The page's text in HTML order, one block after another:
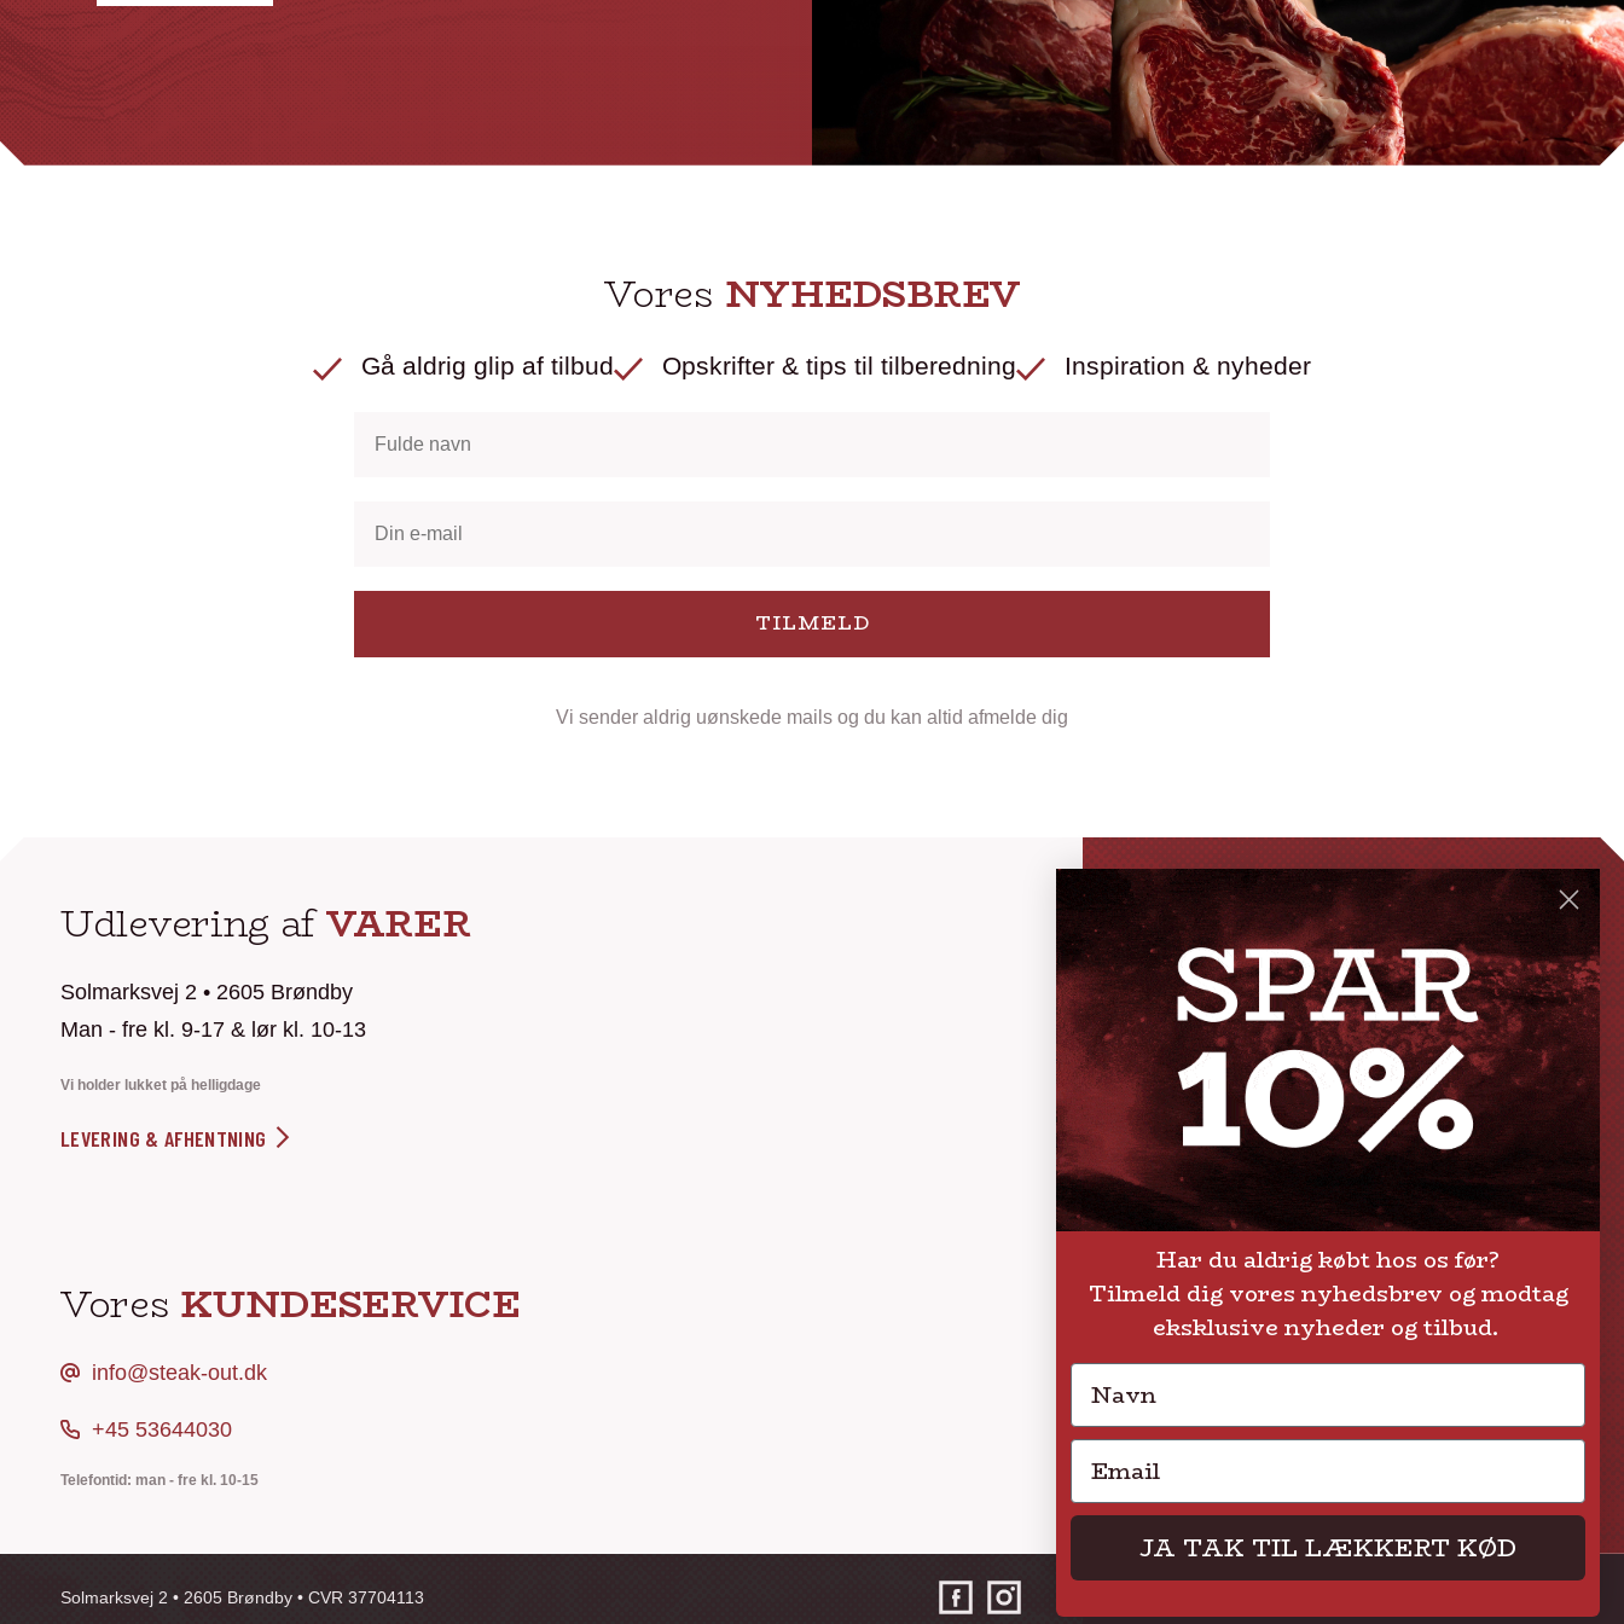
Vores NYHEDSBREV
Gå aldrig glip af tilbud Opskrifter & tips til tilberedning Inspiration & nyheder
TILMELD
Vi sender aldrig uønskede mails og du kan altid afmelde dig
Udlevering afVARER
Solmarksvej 2 • 2605 Brøndby
Man - fre kl. 9-17 & lør kl. 10-13
Vi holder lukket på helligdage
LEVERING & AFHENTNING
Vores KUNDESERVICE
info@steak-out.dk
+45 53644030
Telefontid: man - fre kl. 10-15
GENVEJE
Handelsbetingelser
FAQ
Levering eller afhentning
Om Steak-out.dk
Persondatapolitik
Solmarksvej 2 • 2605 Brøndby • CVR 37704113
Har du aldrig købt hos os før?
Tilmeld dig vores nyhedsbrev og modtag
eksklusive nyheder og tilbud.
Navn
Email
JA TAK TIL LÆKKERT KØD